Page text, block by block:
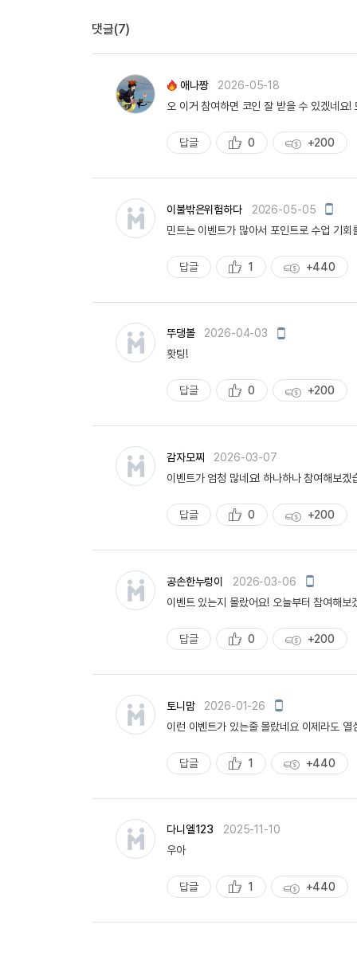
댓글(7)
애나짱
2026-05-18
오 이거 참여하면 코인 잘 받을 수 있겠네요!
답글
추
천
0
획
득
+200
이불밖은위험하다 2026-05-05
모
일
성
민트는 이벤트가 많아서 포인트로 수업 기
답글
추
1
획
+440
뚜댕볼 2026-04-03
모
성
홧팅!
답글
추
천
0
획
득
+200
감자모찌
2026-03-07
이벤트가 엄청 많네요! 하나하나 참여해보겠
답글
추
천
0
획
득
+200
공손한누렁이 2026-03-06
모
일
성
이벤트 있는지 몰랐어요! 오늘부터 참여해보
답글
추
천
0
획
득
+200
토니맘 2026-01-26
모
일
성
이런 이벤트가 있는줄 몰랐네요 이제라도 열
답글
추
1
획
+440
다니엘123
2025-11-10
우아
답글
추
천
1
획
득
+440